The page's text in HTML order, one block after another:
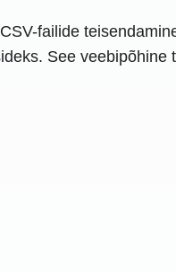
failide
See veebipõhine